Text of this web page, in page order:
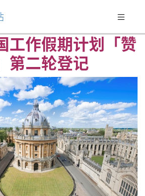
工作假期计划「赞
第二轮登记